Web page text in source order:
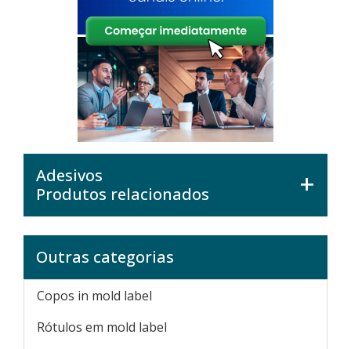
Adesivos
Produtos relacionados
Outras categorias
Copos in mold label
Rótulos em mold label